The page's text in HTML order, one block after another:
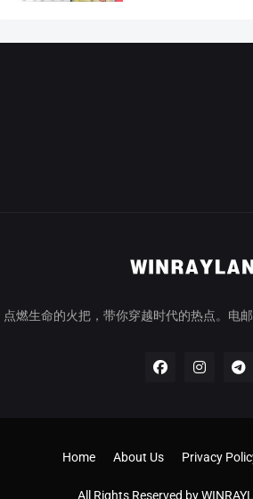
点燃生命的火把，带你穿越时代的热点。电
All Rights Reserved by
Home About Us Privacy